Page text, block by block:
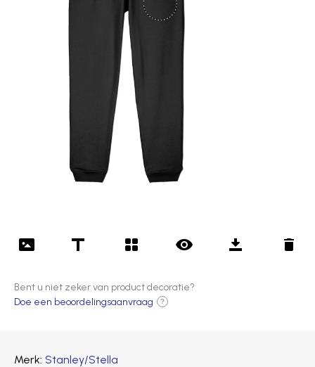
Bent u niet zeker van product decoratie?
Doe een beoordelingsaanvraag
?
Merk Stanley/Stella